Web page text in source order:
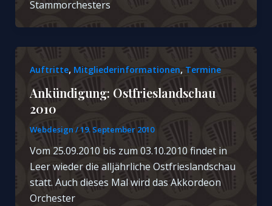
Stammorchesters
Auftritte, Mitgliederinformationen, Termine
Ankündigung: Ostfrieslandschau
2010
Webdesign /19. September 2010
Vom 25.09.2010 bis zum 03.10.2010 findet in
Leer wieder die alljährliche Ostfrieslandschau
statt. Auch dieses Mal wird das Akkordeon
Orchester